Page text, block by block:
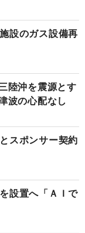
設のガス設備再
陸沖を震源とす
波の心配なし
スポンサー契約
設置へ「ＡＩで